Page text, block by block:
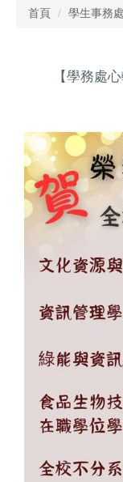
首頁 學生事務
【學務處